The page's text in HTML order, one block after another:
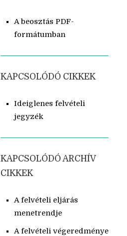
A beosztás PDF-
formátumban
KAPCSOLÓDÓ CIKKEK
Ideiglenes felvételi
jegyzék
KAPCSOLÓDÓ ARCHÍV
CIKKEK
A felvételi eljárás
menetrendje
A felvételi végeredménye